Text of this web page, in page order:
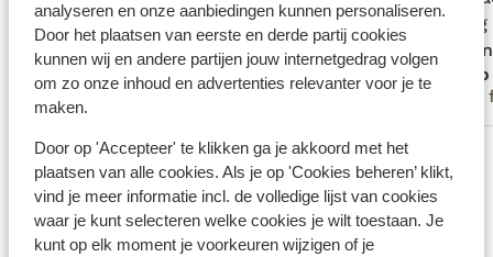
analyseren en onze aanbiedingen kunnen personaliseren.
Door het plaatsen van eerste en derde partij cookies
kunnen wij en andere partijen jouw internetgedrag volgen
om zo onze inhoud en advertenties relevanter voor je te
maken.
Door op 'Accepteer' te klikken ga je akkoord met het
plaatsen van alle cookies. Als je op 'Cookies beheren’ klikt,
vind je meer informatie incl. de volledige lijst van cookies
waar je kunt selecteren welke cookies je wilt toestaan. Je
kunt op elk moment je voorkeuren wijzigen of je
antwoord, zelf een vers gebakken
tulband stond klaar na een dagje weg
met een boot. Kortom echt een geniet
vakantie. Kinderen hebben ook enorm
rust en het prachtige eiland. Zelfs nog 2
schildpadden uit hun nest zien kruipen
en dolfijnen gezien. Kortom onze
vakantie kon niet beter
antwoord, zelf een vers gebakken
tulband stond klaar na een dagje... meer
Visser
Met familie
hoeft
ons
Bekijk alle 6 ervaringen
Locatie